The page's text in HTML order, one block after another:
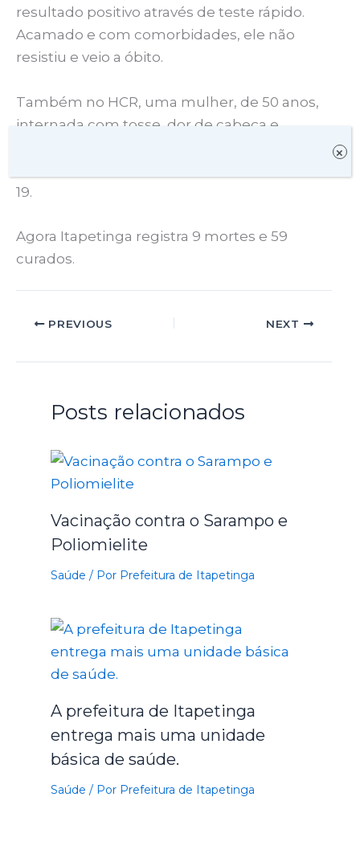
resultado positivo através de teste rápido.
Acamado e com comorbidades, ele não
resistiu e veio a óbito.
Também no HCR, uma mulher, de 50 anos,
internada com tosse, dor de cabeça e
19.
Agora Itapetinga registra 9 mortes e 59
curados.
PREVIOUS NEXT
Posts relacionados
Vacinação contra o Sarampo e
Poliomielite
Saúde / Por Prefeitura de Itapetinga
A prefeitura de Itapetinga
entrega mais uma unidade
básica de saúde.
Saúde / Por Prefeitura de Itapetinga
×